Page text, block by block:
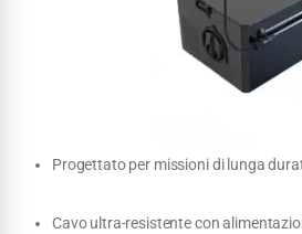
Progettato per missioni di lunga
Cavo ultra-resistente con